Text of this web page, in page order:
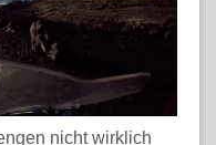
nicht wirklich